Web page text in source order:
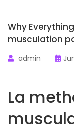
Why
musculation
admin
La